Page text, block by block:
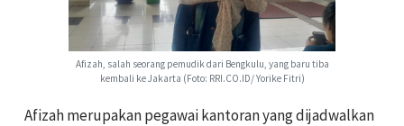
Afizah, salah seorang pemudik dari Bengkulu, yang baru tiba
kembali ke Jakarta (Foto: RRI.CO.ID/ Yorike Fitri)
Afizah merupakan pegawai kantoran yang dijadwalkan